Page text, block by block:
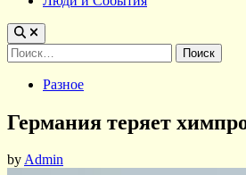
Найти:
PostedРазное
Германия теряет
byAdmin